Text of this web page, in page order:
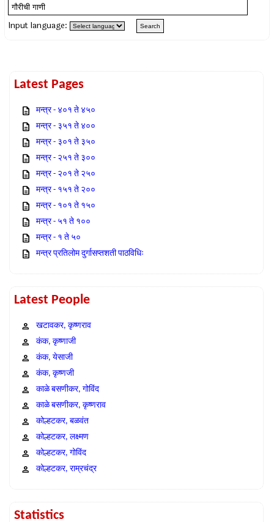
Input language:
Latest Pages
मन्त्र - ४०१ ते ४५०
मन्त्र - ३५१ ते ४००
मन्त्र - ३०१ ते ३५०
मन्त्र - २५१ ते ३००
मन्त्र - २०१ ते २५०
मन्त्र - १५१ ते २००
मन्त्र - १०१ ते १५०
मन्त्र - ५१ ते १००
मन्त्र - १ ते ५०
मन्त्र प्रतिलोम दुर्गासप्तशती पाठविधिः
Latest People
खटावकर, कृष्णराव
कंक, कृष्णाजी
कंक, येसाजी
कंक, कृष्णजी
काळे बसणीकर, गोविंद
काळे बसणीकर, कृष्णराव
कोल्हटकर, बळवंत
कोल्हटकर, लक्ष्मण
कोल्हटकर, गोविंद
कोल्हटकर, राम्रचंद्र
Statistics